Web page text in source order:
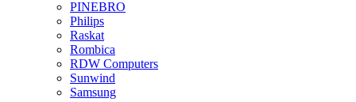
PINEBRO
Philips
Raskat
Rombica
RDW Computers
Sunwind
Samsung